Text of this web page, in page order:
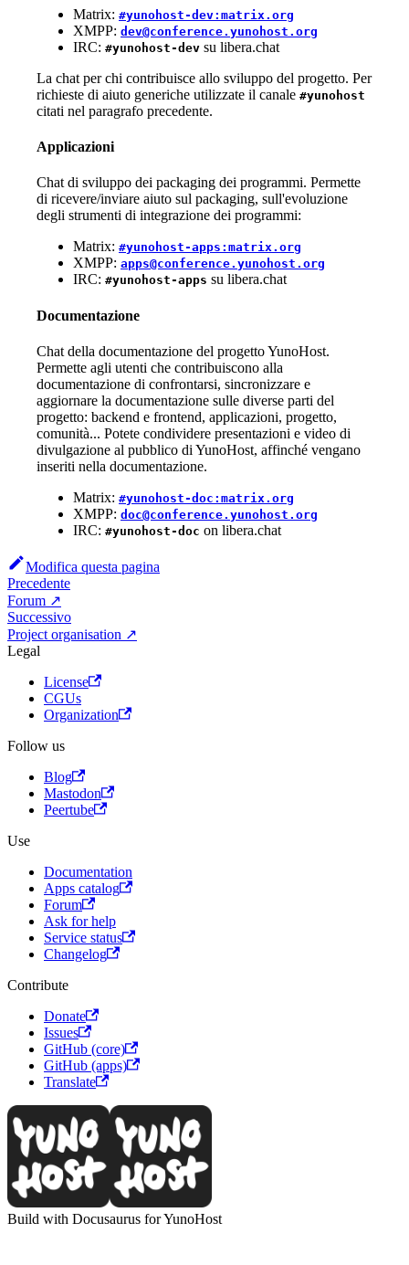
Matrix: #yunohost-dev:matrix.org
XMPP: dev@conference.yunohost.org
IRC: #yunohost-dev su libera.chat
La chat per chi contribuisce allo sviluppo del progetto. Per
richieste di aiuto generiche utilizzate il canale #yunohost
citati nel paragrafo precedente.
Applicazioni
Chat di sviluppo dei packaging dei programmi. Permette
di ricevere/inviare aiuto sul packaging, sull'evoluzione
degli strumenti di integrazione dei programmi:
Matrix: #yunohost-apps:matrix.org
XMPP: apps@conference.yunohost.org
IRC: #yunohost-apps su libera.chat
Documentazione
Chat della documentazione del progetto YunoHost.
Permette agli utenti che contribuiscono alla
documentazione di confrontarsi, sincronizzare e
aggiornare la documentazione sulle diverse parti del
progetto: backend e frontend, applicazioni, progetto,
comunità... Potete condividere presentazioni e video di
divulgazione al pubblico di YunoHost, affinché vengano
inseriti nella documentazione.
Matrix: #yunohost-doc:matrix.org
XMPP: doc@conference.yunohost.org
IRC: #yunohost-doc on libera.chat
Modifica questa pagina
Precedente
Forum ↗
Successivo
Project organisation ↗
Legal
License
CGUs
Organization
Follow us
Blog
Mastodon
Peertube
Use
Documentation
Apps catalog
Forum
Ask for help
Service status
Changelog
Contribute
Donate
Issues
GitHub (core)
GitHub (apps)
Translate
Build with Docusaurus for YunoHost